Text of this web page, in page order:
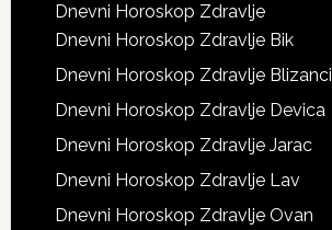
Dnevni Horoskop Zdravlje
Dnevni Horoskop Zdravlje Bik
Dnevni Horoskop Zdravlje Blizanci
Dnevni Horoskop Zdravlje Devica
Dnevni Horoskop Zdravlje Jarac
Dnevni Horoskop Zdravlje Lav
Dnevni Horoskop Zdravlje Ovan